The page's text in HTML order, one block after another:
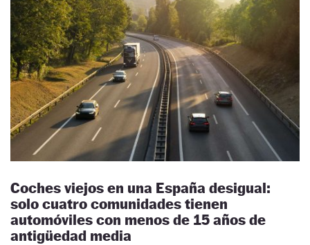
Coches viejos en una España desigual:
solo cuatro comunidades tienen
automóviles con menos de 15 años de
antigüedad media